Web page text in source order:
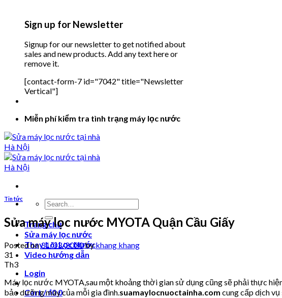
Sign up for Newsletter
Signup for our newsletter to get notified about
sales and new products. Add any text here or
remove it.
[contact-form-7 id="7042" title="Newsletter
Vertical"]
Miễn phí kiểm tra tình trạng máy lọc nước
Search
for:
Trang chủ
Sửa máy lọc nước
Thay Lõi Lọc Nước
Video hướng dẫn
Login
Cart /₫00
Tin tức
Sửa máy lọc nước MYOTA Quận Cầu Giấy
Posted on31/03/2020bykhang khang
31
Th3
Máy lọc nước MYOTA,sau một khoảng thời gian sử dụng cũng sẽ phải thực
bảo dưỡng máy của mỗi gia đình.suamaylocnuoctainha.com cung cấp dịch vụ